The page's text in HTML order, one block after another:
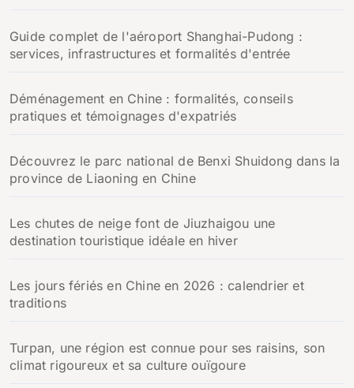
Guide complet de l'aéroport Shanghai-Pudong :
services, infrastructures et formalités d'entrée
Déménagement en Chine : formalités, conseils
pratiques et témoignages d'expatriés
Découvrez le parc national de Benxi Shuidong dans la
province de Liaoning en Chine
Les chutes de neige font de Jiuzhaigou une
destination touristique idéale en hiver
Les jours fériés en Chine en 2026 : calendrier et
traditions
Turpan, une région est connue pour ses raisins, son
climat rigoureux et sa culture ouïgoure